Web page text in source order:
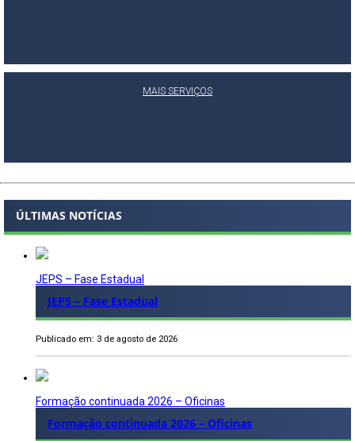
MAIS SERVIÇOS
ÚLTIMAS NOTÍCIAS
JEPS – Fase Estadual
JEPS – Fase Estadual
Publicado em: 3 de agosto de 2026
Formação continuada 2026 – Oficinas
Formação continuada 2026 – Oficinas